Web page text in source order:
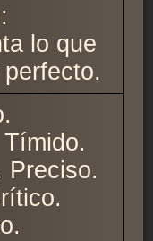
lo que
Preciso.